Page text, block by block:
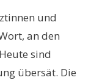
und
an den
sind
übersät. Die